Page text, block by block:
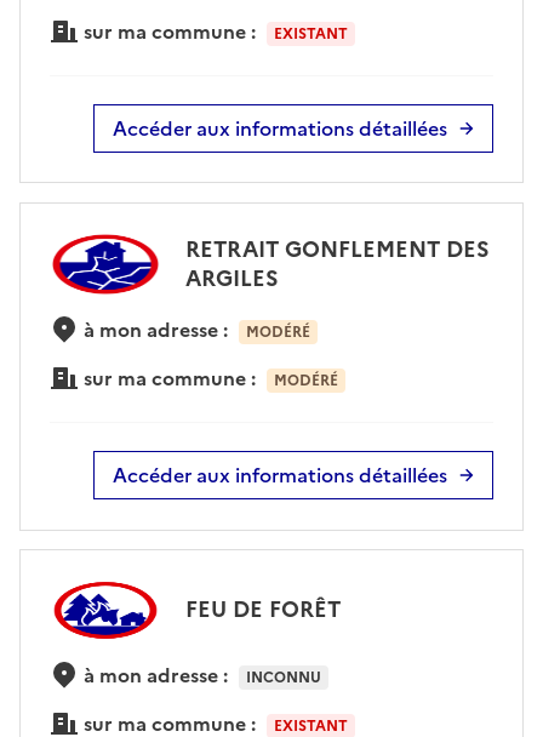
sur ma commune : EXISTANT
Accéder aux informations détaillées
RETRAIT GONFLEMENT DES
ARGILES
à mon adresse : MODÉRÉ
sur ma commune : MODÉRÉ
Accéder aux informations détaillées
FEU DE FORÊT
à mon adresse : INCONNU
sur ma commune : EXISTANT